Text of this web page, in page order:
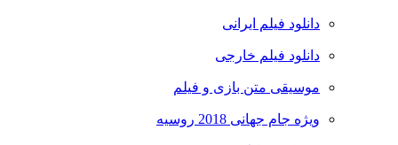
دانلود فیلم ایرانی
دانلود فیلم خارجی
موسیقی متن بازی و فیلم
ویژه جام جهانی 2018 روسیه